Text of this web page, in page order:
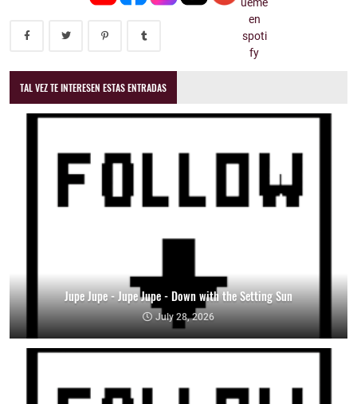
TAL VEZ TE INTERESEN ESTAS ENTRADAS
Jupe Jupe - Jupe Jupe - Down with the Setting Sun
July 28, 2026